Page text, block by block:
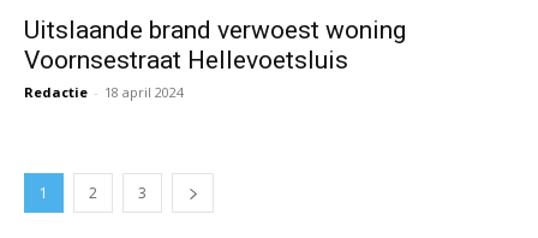
Uitslaande brand verwoest woning
Voornsestraat Hellevoetsluis
Redactie - 18 april 2024
1 2 3